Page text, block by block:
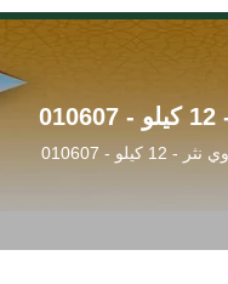
- 010607